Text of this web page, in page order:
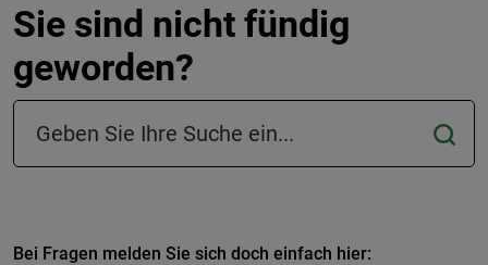
Sie sind nicht fündig
geworden?
Suchfeld in der Fußzeile
Bei Fragen melden Sie sich doch einfach hier: